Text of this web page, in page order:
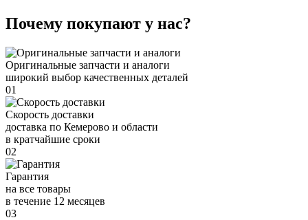
Почему покупают у нас?
Оригинальные запчасти и аналоги
широкий выбор качественных деталей
01
Скорость доставки
доставка по Кемерово и области
в кратчайшие сроки
02
Гарантия
на все товары
в течение 12 месяцев
03